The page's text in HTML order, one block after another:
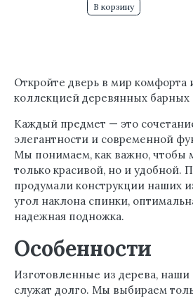
В корзину
Откройте дверь в мир комфорта
коллекцией деревянных барных
Каждый предмет — это
элегантности и современной
Мы понимаем, как важно, чтобы
только красивой, но и удобной.
продумали конструкции наших
угол наклона спинки,
надежная подножка.
Особенности
Изготовленные из дерева,
служат долго. Мы выбираем